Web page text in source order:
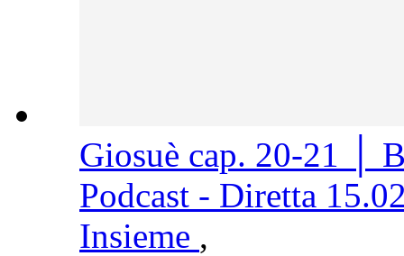
Giosuè cap. 20-21 │
Podcast - Diretta
Insieme ,